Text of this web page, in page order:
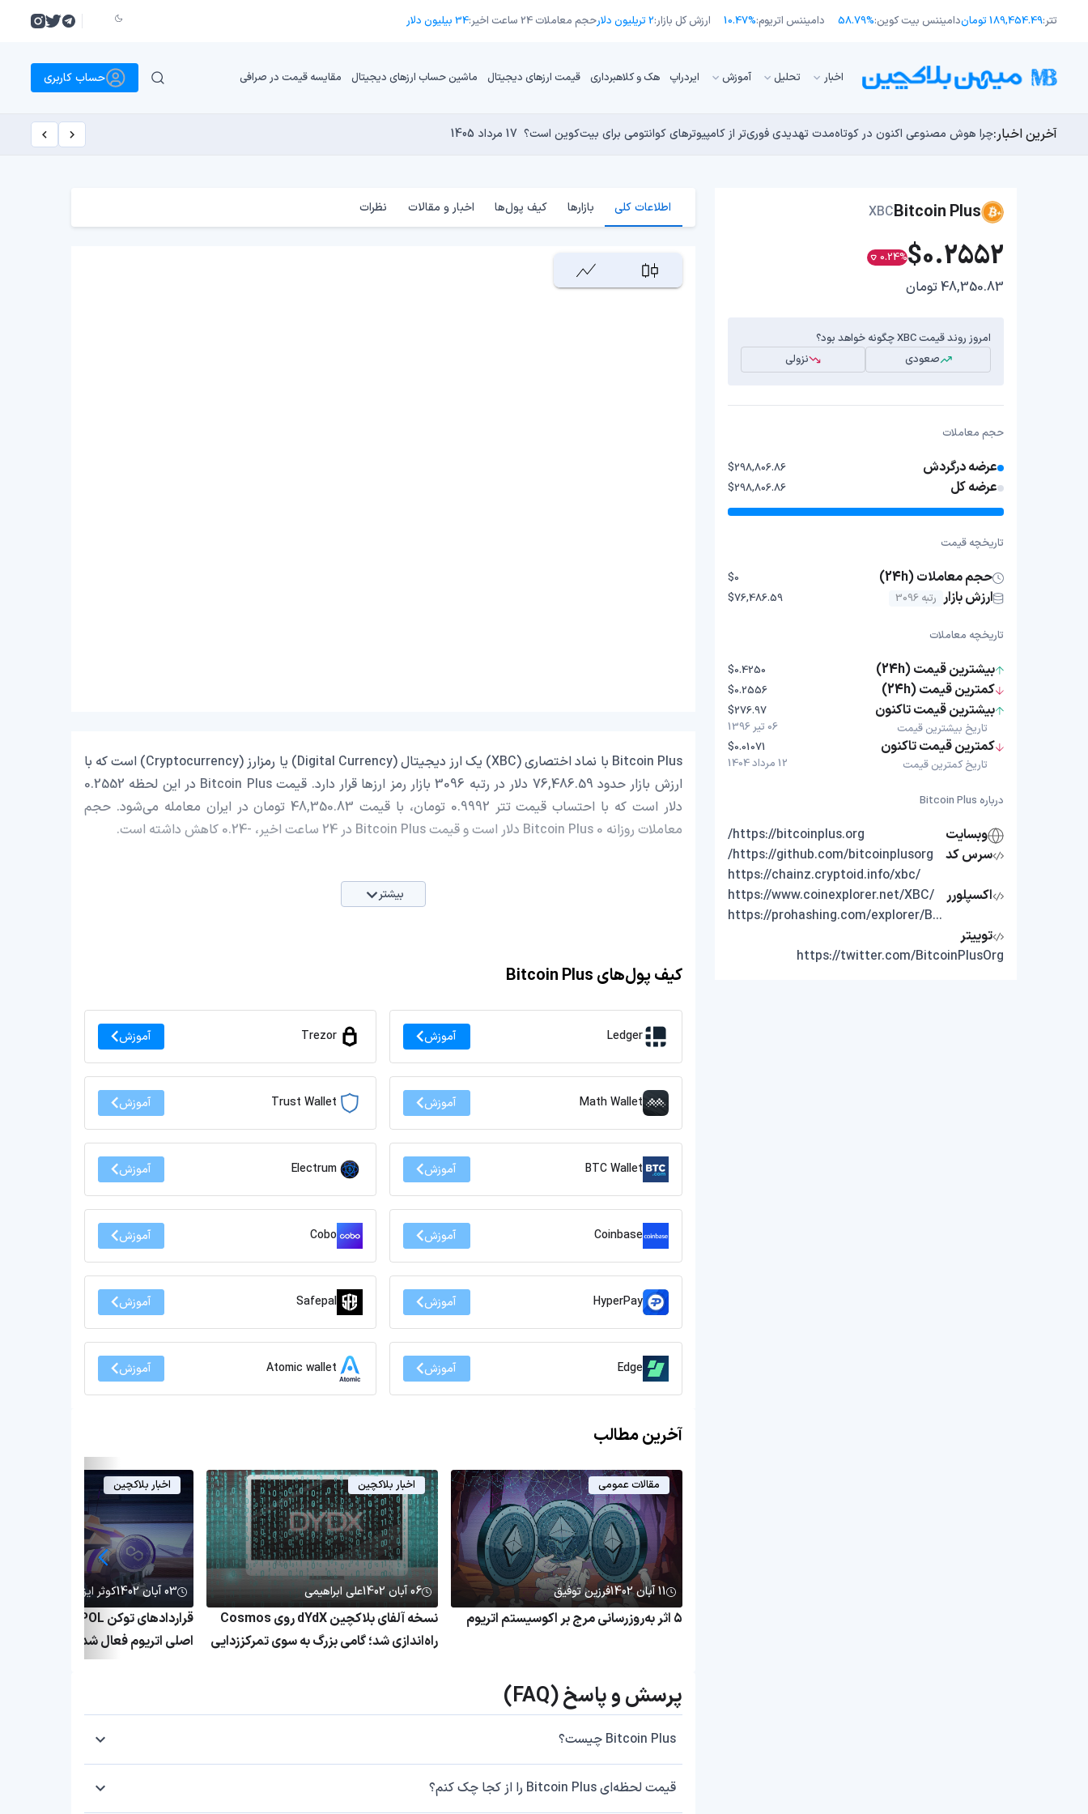
تتر:189,454.49 تومان دامیننس بیت کوین:58.79% دامیننس اتریوم:10.47% ارزش کل بازار:2 تریلیون دلار حجم معاملات 24 ساعت اخیر: 34 بیلیون دلار
اﺧﺒﺎر تحلیل آموزش ایردراپ هک و کلاهبرداری قیمت ارزهای دیجیتال ماشین حساب ارزهای دیجیتال مقایسه قیمت در صرافی حساب کاربری
آخرین اخبار:راه‌های حفظ ارزش پول؛ چگونه قدرت خرید خود را در برابر تورم حفظ کنیم؟ 17 مرداد 1405 طرح جدید EIP-8363: آیا کاهش پاداش استیکینگ به ضرر اتریوم تمام می‌شود؟ 17 مرداد 1405
چرا هوش مصنوعی اکنون در کوتاه‌مدت تهدیدی فوری‌تر از کامپیوترهای کوانتومی برای بیت‌کوین است؟ 17 مرداد 1405 مایکل ترپین: متاسفم، بیت‌کوین به سمت ۴۳,۵۰۰ دلار در حال سقوط است 16 مرداد 1405 توسعه‌دهندگان بیت‌کوین ۸۵ باگ بحرانی را در یک وضعیت «فوق‌العاده بد» شناسایی کردند 15 مرداد 1405
Bitcoin Plus
XBC
$0.2552
0.24%
48,350.83 تومان
امروز روند قیمت XBC چگونه خواهد بود؟
صعودی
نزولی
حجم معاملات
عرضه درگردش $298,806.86
عرضه کل $298,806.86
تاریخچه قیمت
حجم معاملات (24h) $0
ارزش بازار رتبه 3096 $76,486.59
تاریخچه معاملات
بیشترین قیمت (24h) $0.4250
کمترین قیمت (24h) $0.2556
بیشترین قیمت تاکنون
تاریخ بیشترین قیمت
$276.97
06 تیر 1396
کمترین قیمت تاکنون
تاریخ کمترین قیمت
$0.01071
12 مرداد 1404
درباره Bitcoin Plus
وبسایت
https://bitcoinplus.org/
سرس کد
https://github.com/bitcoinplusorg/
اکسپلورر
https://chainz.cryptoid.info/xbc/
https://www.coinexplorer.net/XBC/
https://prohashing.com/explorer/BitcoinPlus/
توییتر
https://twitter.com/BitcoinPlusOrg
اطلاعات کلی بازارها کیف پول‌ها اخبار و مقالات نظرات
Bitcoin Plus با نماد اختصاری (XBC) یک ارز دیجیتال (Digital Currency) یا رمزارز (Cryptocurrency) است که با
ارزش بازار حدود 76,486.59 دلار در رتبه 3096 بازار رمز ارزها قرار دارد. قیمت Bitcoin Plus در این لحظه 0.2552
دلار است که با احتساب قیمت تتر 0.9992 تومان، با قیمت 48,350.83 تومان در ایران معامله می‌شود. حجم
معاملات روزانه Bitcoin Plus 0 دلار است و قیمت Bitcoin Plus در 24 ساعت اخیر، -0.24 کاهش داشته است.
بیشتر
کیف پول‌های Bitcoin Plus
Ledger آموزش Trezor آموزش
Math Wallet آموزش Trust Wallet آموزش
BTC Wallet آموزش Electrum آموزش
Coinbase آموزش Cobo آموزش
HyperPay آموزش Safepal آموزش
Edge آموزش Atomic wallet آموزش
آخرین مطالب
مقالات عمومی
11 آبان 1402 فرزین توفیق
۵ اثر به‌روزرسانی مرج بر اکوسیستم اتریوم
اخبار بلاکچین
06 آبان 1402 علی ابراهیمی
نسخه آلفای بلاکچین dYdX روی Cosmos
راه‌اندازی شد؛ گامی بزرگ به سوی تمرکززدایی
اخبار بلاکچین
03 آبان 1402 کوثر ایزک شیریان
اصلی اتریوم فعال شدند
پرسش و پاسخ (FAQ)
Bitcoin Plus چیست؟
قیمت لحظه‌ای Bitcoin Plus را از کجا چک کنم؟